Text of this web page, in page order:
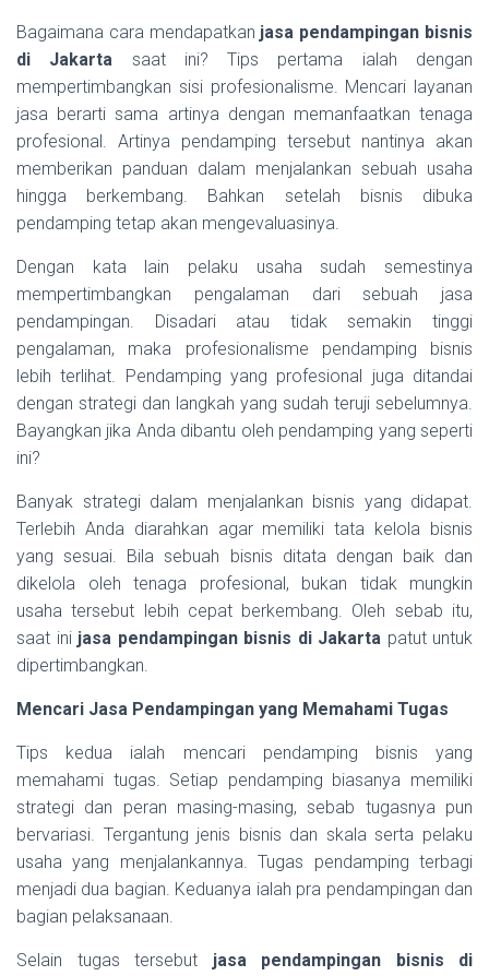
Bagaimana cara mendapatkan jasa pendampingan bisnis
di Jakarta saat ini? Tips pertama ialah dengan
mempertimbangkan sisi profesionalisme. Mencari layanan
jasa berarti sama artinya dengan memanfaatkan tenaga
profesional. Artinya pendamping tersebut nantinya akan
memberikan panduan dalam menjalankan sebuah usaha
hingga berkembang. Bahkan setelah bisnis dibuka
pendamping tetap akan mengevaluasinya.
Dengan kata lain pelaku usaha sudah semestinya
mempertimbangkan pengalaman dari sebuah jasa
pendampingan. Disadari atau tidak semakin tinggi
pengalaman, maka profesionalisme pendamping bisnis
lebih terlihat. Pendamping yang profesional juga ditandai
dengan strategi dan langkah yang sudah teruji sebelumnya.
Bayangkan jika Anda dibantu oleh pendamping yang seperti
ini?
Banyak strategi dalam menjalankan bisnis yang didapat.
Terlebih Anda diarahkan agar memiliki tata kelola bisnis
yang sesuai. Bila sebuah bisnis ditata dengan baik dan
dikelola oleh tenaga profesional, bukan tidak mungkin
usaha tersebut lebih cepat berkembang. Oleh sebab itu,
saat ini jasa pendampingan bisnis di Jakarta patut untuk
dipertimbangkan.
Mencari Jasa Pendampingan yang Memahami Tugas
Tips kedua ialah mencari pendamping bisnis yang
memahami tugas. Setiap pendamping biasanya memiliki
strategi dan peran masing-masing, sebab tugasnya pun
bervariasi. Tergantung jenis bisnis dan skala serta pelaku
usaha yang menjalankannya. Tugas pendamping terbagi
menjadi dua bagian. Keduanya ialah pra pendampingan dan
bagian pelaksanaan.
Selain tugas tersebut jasa pendampingan bisnis di